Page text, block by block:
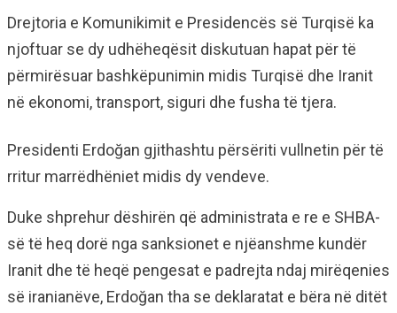
Drejtoria e Komunikimit e Presidencës së Turqisë ka
njoftuar se dy udhëheqësit diskutuan hapat për të
përmirësuar bashkëpunimin midis Turqisë dhe Iranit
në ekonomi, transport, siguri dhe fusha të tjera.
Presidenti Erdoğan gjithashtu përsëriti vullnetin për të
rritur marrëdhëniet midis dy vendeve.
Duke shprehur dëshirën që administrata e re e SHBA-
së të heq dorë nga sanksionet e njëanshme kundër
Iranit dhe të heqë pengesat e padrejta ndaj mirëqenies
së iranianëve, Erdoğan tha se deklaratat e bëra në ditët